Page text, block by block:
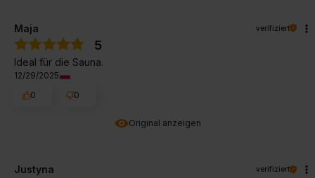
Original anzeigen
Maja verifiziert
5
Ideal für die Sauna.
12/29/2025
0
0
Justyna verifiziert